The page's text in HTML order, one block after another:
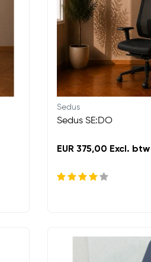
Sedus
Sedus SE:DO
EUR 375,00 Excl. btw